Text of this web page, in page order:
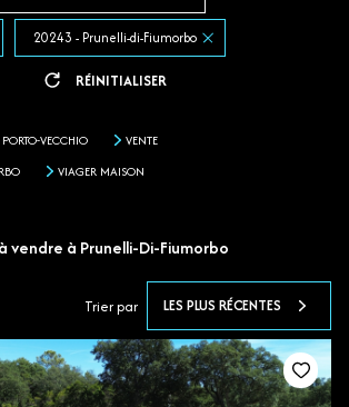
20243 - Prunelli-di-Fiumorbo
RÉINITIALISER
VECCHIO
VENTE
VIAGER MAISON
vendre à Prunelli-Di-Fiumorbo
Trier par LES PLUS RÉCENTES